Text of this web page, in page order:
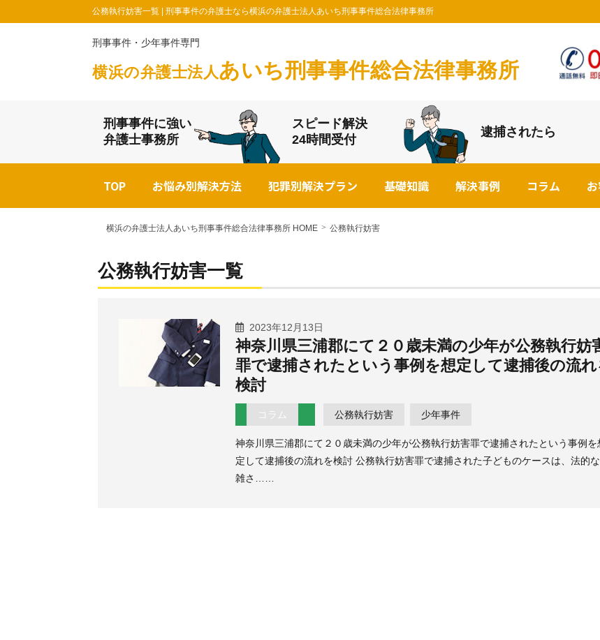
公務執行妨害一覧 | 刑事事件の弁護士なら横浜の弁護士法人あいち刑事事件総合法律事務所
刑事事件・少年事件専門
横浜の弁護士法人あいち刑事事件総合法律事務所
刑事事件に強い
弁護士事務所
スピード解決
24時間受付
逮捕されたら
TOP お悩み別解決方法 犯罪別解決プラン 基礎知識 解決事例 コラム
横浜の弁護士法人あいち刑事事件総合法律事務所 HOME 公務執行妨害
公務執行妨害一覧
2023年12月13日
神奈川県三浦郡にて２０歳未満の少年が公務執行妨
罪で逮捕されたという事例を想定して逮捕後の流れ
検討
コラム 公務執行妨害 少年事件
神奈川県三浦郡にて２０歳未満の少年が公務執行妨害罪で逮捕されたという事例を
定して逮捕後の流れを検討 公務執行妨害罪で逮捕された子どものケースは、法的
雑さ……